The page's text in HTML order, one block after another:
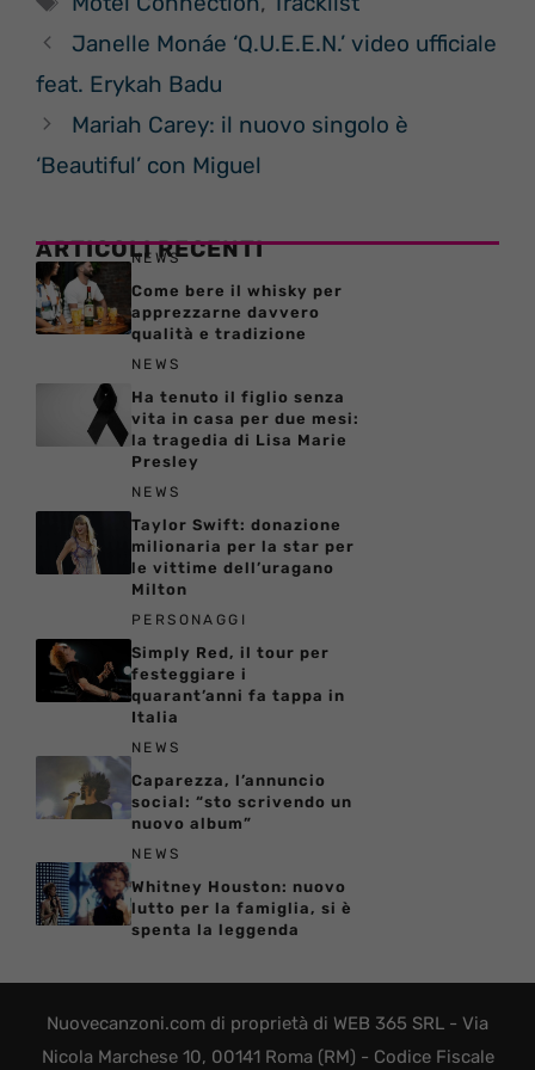
Janelle Monáe ‘Q.U.E.E.N.’ video ufficiale
feat. Erykah Badu
Mariah Carey: il nuovo singolo è
‘Beautiful’ con Miguel
ARTICOLI RECENTI
NEWS
Come bere il whisky per
apprezzarne davvero
qualità e tradizione
NEWS
Ha tenuto il figlio senza
vita in casa per due mesi:
la tragedia di Lisa Marie
Presley
NEWS
Taylor Swift: donazione
milionaria per la star per
le vittime dell’uragano
Milton
PERSONAGGI
Simply Red, il tour per
festeggiare i
quarant’anni fa tappa in
Italia
NEWS
Caparezza, l’annuncio
social: “sto scrivendo un
nuovo album”
NEWS
Whitney Houston: nuovo
lutto per la famiglia, si è
spenta la leggenda
Nuovecanzoni.com di proprietà di WEB 365 SRL - Via
Nicola Marchese 10, 00141 Roma (RM) - Codice Fiscale